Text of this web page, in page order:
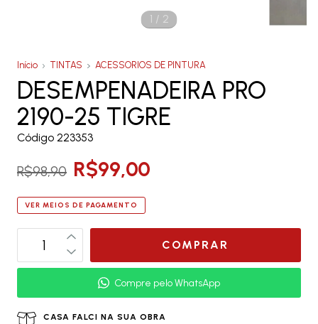
1 / 2
Início TINTAS ACESSORIOS DE PINTURA
DESEMPENADEIRA PRO
2190-25 TIGRE
Código 223353
R$98,90 R$99,00
VER MEIOS DE PAGAMENTO
Compre pelo WhatsApp
CASA FALCI NA SUA OBRA